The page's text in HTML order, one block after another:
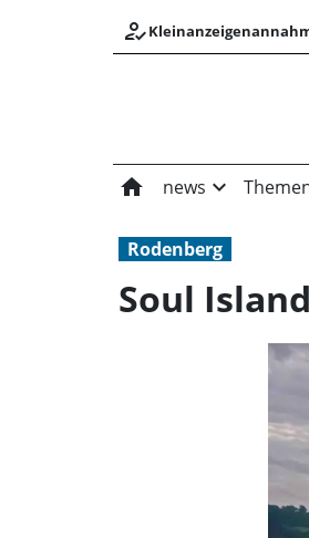
how_to_reg
home news expand_more
Rodenberg
Soul